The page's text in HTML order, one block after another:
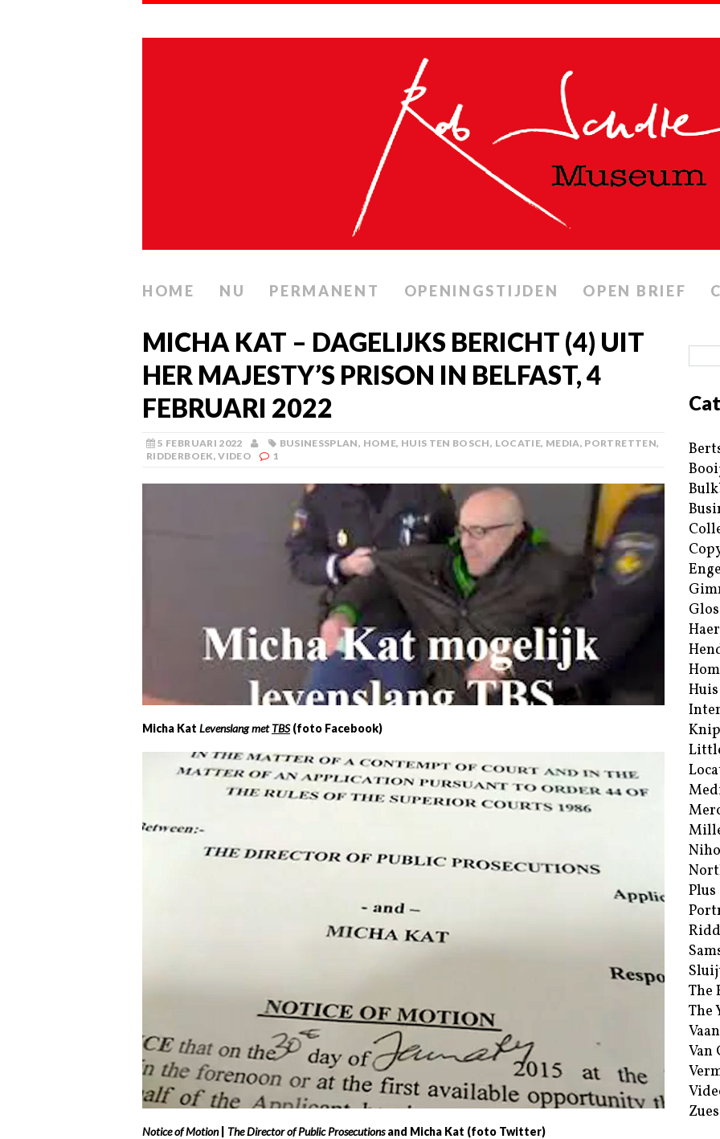
HOME NU PERMANENT OPENINGSTIJDEN OPEN BRIEF
MICHA KAT – DAGELIJKS BERICHT (4) UIT
HER MAJESTY’S PRISON IN BELFAST, 4
FEBRUARI 2022
5 FEBRUARI 2022 BUSINESSPLAN, HOME, HUIS TEN BOSCH, LOCATIE, MEDIA, PORTRETTEN,
RIDDERBOEK,VIDEO 1
Micha Kat Levenslang metTBS(foto Facebook)
Notice of Motion| The Director of Public Prosecutionsand Micha Kat (foto Twitter)
Plus
The
The
Van